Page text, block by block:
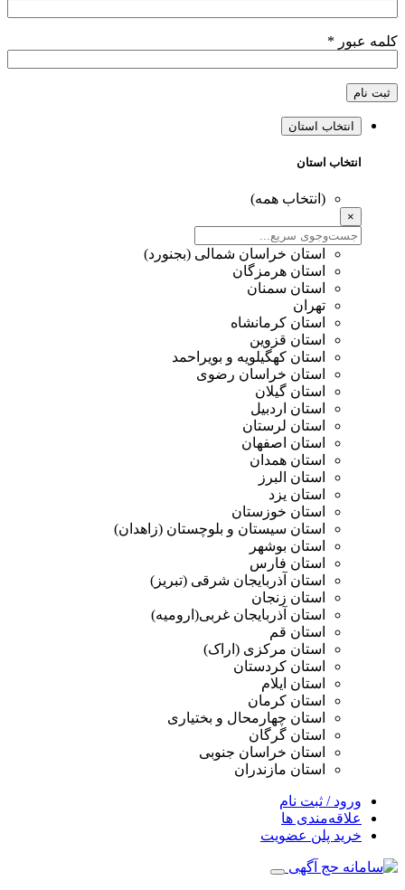
کلمه عبور *
ثبت نام
انتخاب استان
انتخاب استان
(انتخاب همه)
×
استان خراسان شمالی (بجنورد)
استان هرمزگان
استان سمنان
تهران
استان کرمانشاه
استان قزوین
استان کهگیلویه و بویراحمد
استان خراسان رضوی
استان گیلان
استان اردبیل
استان لرستان
استان اصفهان
استان همدان
استان البرز
استان یزد
استان خوزستان
استان سیستان و بلوچستان (زاهدان)
استان بوشهر
استان فارس
استان آذربایجان شرقی (تبریز)
استان زنجان
استان آذربایجان غربی(ارومیه)
استان قم
استان مرکزی (اراک)
استان کردستان
استان ایلام
استان کرمان
استان چهارمحال و بختیاری
استان گرگان
استان خراسان جنوبی
استان مازندران
ورود / ثبت نام
علاقه‌مندی ها
خرید پلن عضویت